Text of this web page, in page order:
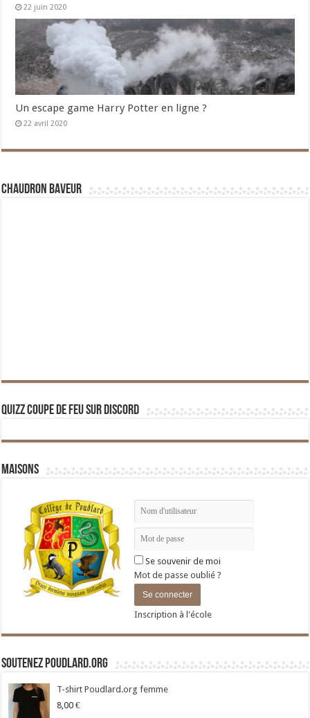
22 juin 2020
Un escape game Harry Potter en ligne ?
22 avril 2020
Chaudron Baveur
Quizz Coupe de Feu sur Discord
Maisons
Se souvenir de moi
Mot de passe oublié ?
Inscription à l'école
Soutenez Poudlard.org
T-shirt Poudlard.org femme
8,00 €